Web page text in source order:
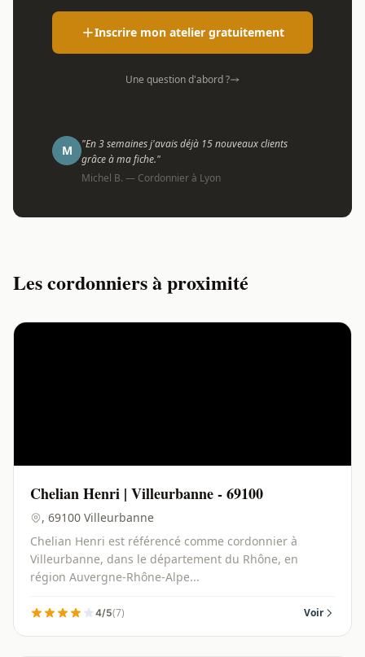
Inscrire mon atelier gratuitement
Une question d'abord ?
M
"En 3 semaines j'avais déjà 15 nouveaux clients
grâce à ma fiche."
Michel B. — Cordonnier à Lyon
Les cordonniers à proximité
Chelian Henri | Villeurbanne - 69100
, 69100 Villeurbanne
Chelian Henri est référencé comme cordonnier à
Villeurbanne, dans le département du Rhône, en
région Auvergne-Rhône-Alpe...
4/5(7) Voir